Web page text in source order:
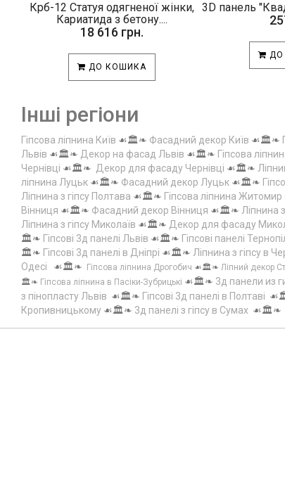
Крб-12 Статуя одягненої жінки,
Кариатида з бетону....
18 616 грн.
ДО КОШИКА
3D панель
ДО
Інші регіони
Гіпсова ліпнина Київ ☙🏛️❧ Фасадний декор Київ ☙🏛️❧
Львів ☙🏛️❧ Декор на фасад Львів ☙🏛️❧ Гіпсова
Чернівці ☙🏛️❧ Декор для фасаду Чернівці ☙🏛️❧
ліпнина Луцьк ☙🏛️❧ Фасадний декор Луцьк ☙🏛️❧
Ліпнина з гіпсу Полтава ☙🏛️❧ Гіпсова ліпнина Житомир
Вінниця ☙🏛️❧ Фасадний декор Вінниця ☙🏛️❧ Ліпнина
Ліпнина з гіпсу Миколаїв ☙🏛️❧ Декор для фасаду
🏛️❧ Гіпсові 3д панелі Львів ☙🏛️❧ Гіпсові панелі
🏛️❧ Гіпсові 3д панелі в Дніпрі ☙🏛️❧ Ліпнина з гіпсу в
Одесі ☙🏛️❧ Гіпсова ліпнина Дрогобич ☙🏛️❧ Ліпний декор
🏛️❧ Гіпсова ліпнина в Пасіки-Зубрицькі ☙🏛️❧ 3д панели из
з пінопласту Львів ☙🏛️❧ Гіпсові 3д панелі в Полтаві
Кропивницькому ☙🏛️❧ 3д панелі з гіпсу в Сумах ☙🏛️❧